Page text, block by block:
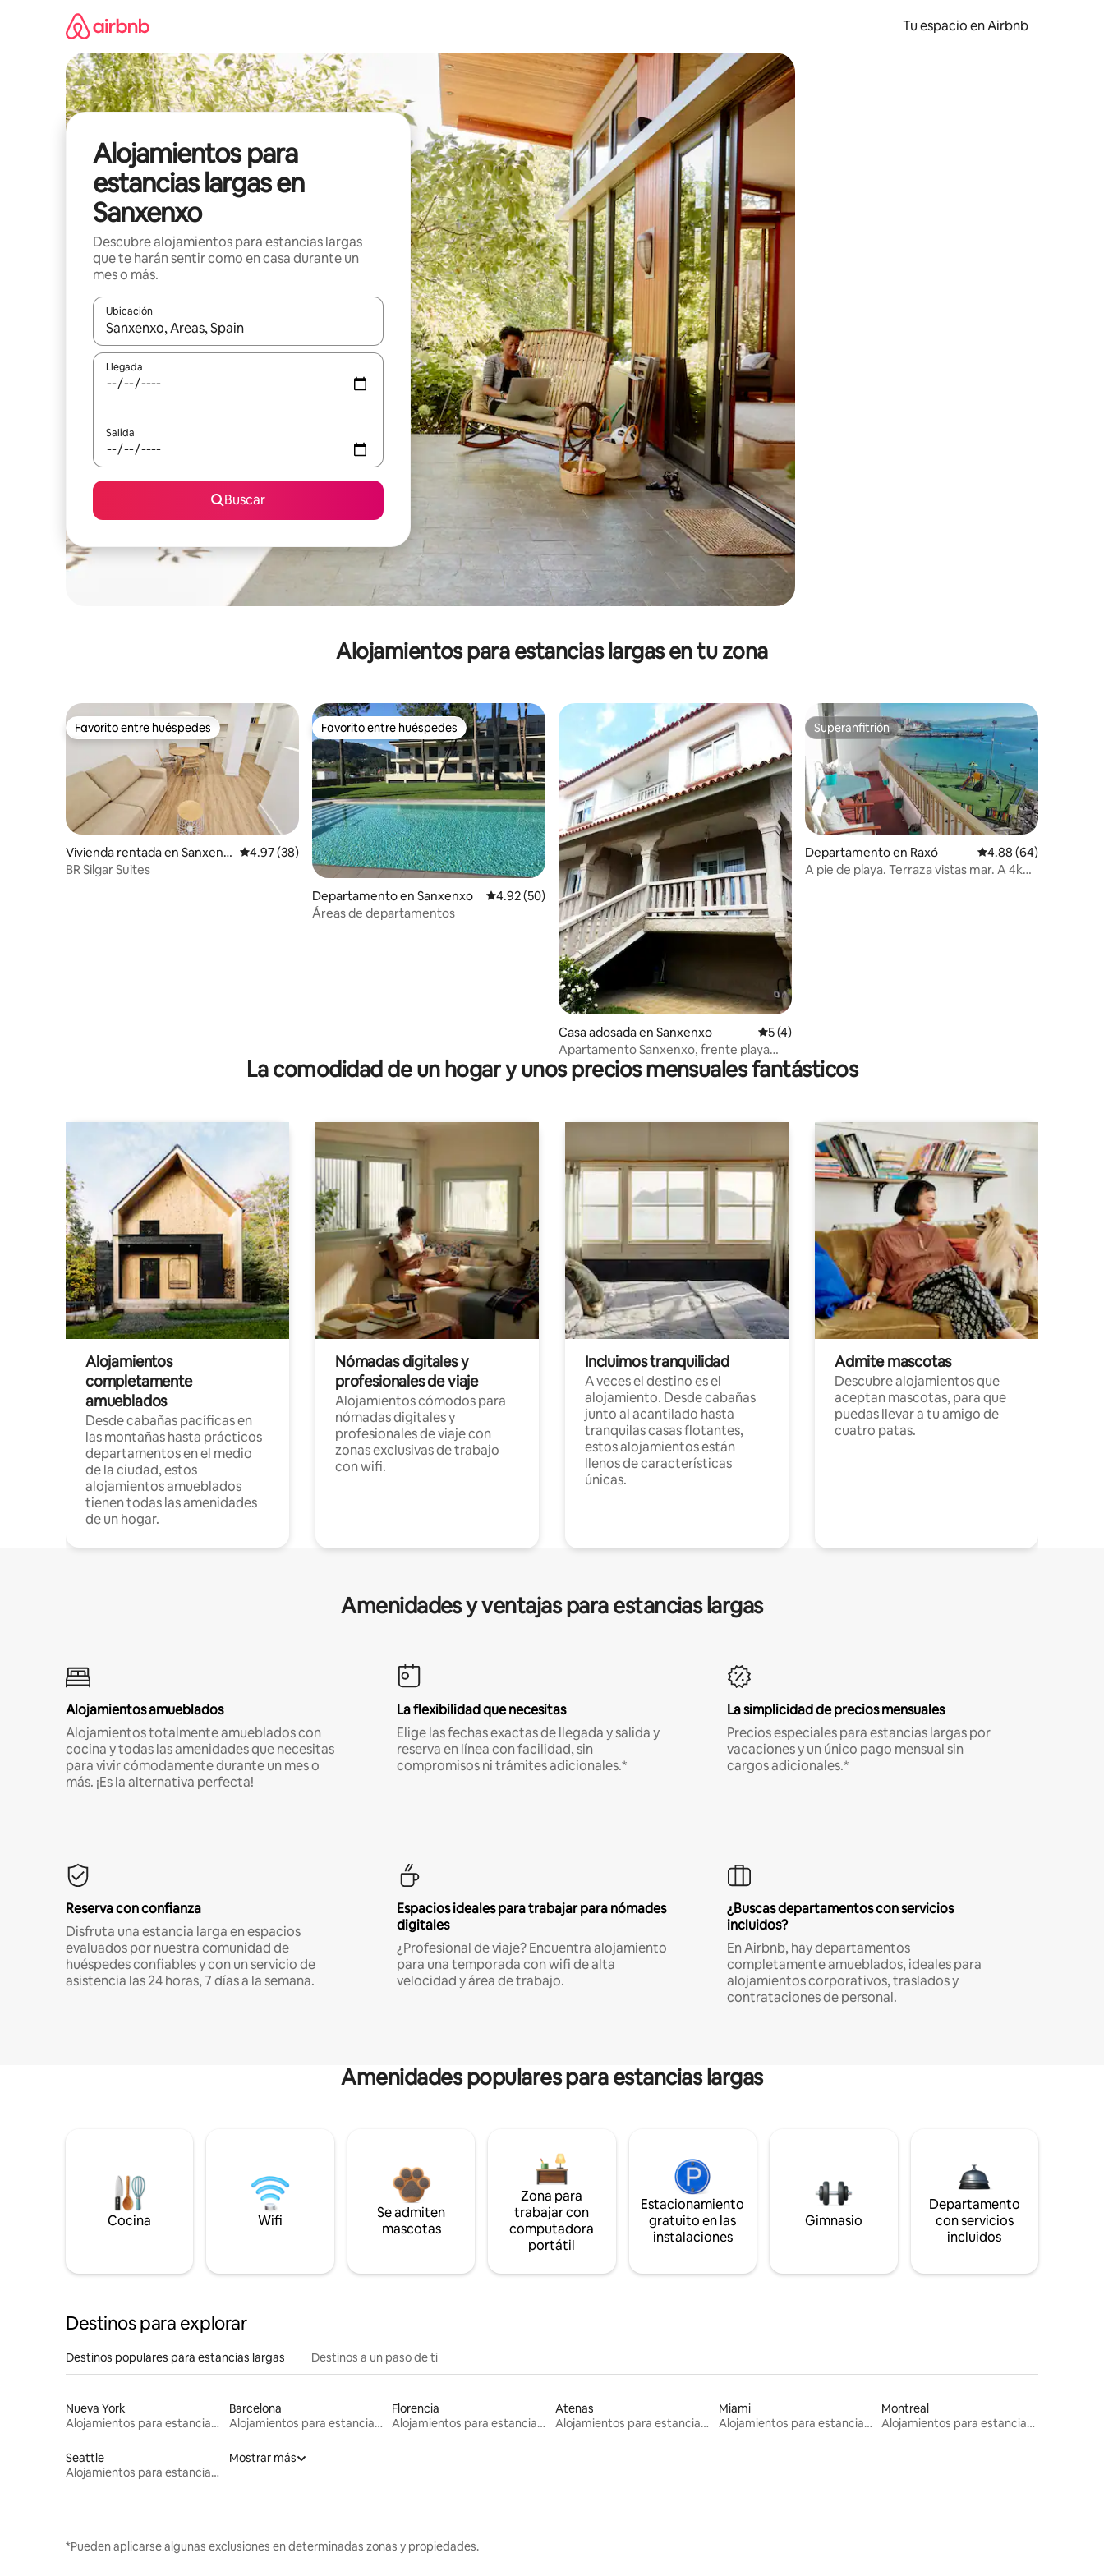
Tu espacio en Airbnb
Alojamientos para
estancias largas en
Sanxenxo
Descubre alojamientos para estancias largas
que te harán sentir como en casa durante un
mes o más.
Ubicación
Cuando los resultados estén disponibles, podrás navegar usando las teclas de las flechas hacia arriba y hacia abajo, o bien tocando y deslizando la pantalla.
Llegada
Salida
Buscar
Alojamientos para estancias largas en tu zona
Favorito entre huéspedes
Favorito entre huéspedes
Vivienda rentada en Sanxenx
o
Calificación promedio: 4.97 de 5; 38 evaluaciones
4.97 (38)
BR Silgar Suites
Favorito entre huéspedes
Favorito entre huéspedes
Departamento en Sanxenxo Calificación promedio: 4.92 de 5; 50 evaluaciones
4.92 (50)
Áreas de departamentos
Casa adosada en Sanxenxo Calificación promedio: 5 de 5; 4 evaluaciones
5 (4)
Apartamento Sanxenxo, frente playa
areas.
Superanfitrión
Superanfitrión
Departamento en Raxó Calificación
4.88 (64)
A pie de playa. Terraza vistas mar. A 4km
La comodidad de un hogar y unos precios mensuales fantásticos
Alojamientos
completamente
amueblados
Desde cabañas pacíficas en
las montañas hasta prácticos
departamentos en el medio
de la ciudad, estos
alojamientos amueblados
tienen todas las amenidades
de un hogar.
Nómadas digitales y
profesionales de viaje
Alojamientos cómodos para
nómadas digitales y
profesionales de viaje con
zonas exclusivas de trabajo
con wifi.
Incluimos tranquilidad
A veces el destino es el
alojamiento. Desde cabañas
junto al acantilado hasta
tranquilas casas flotantes,
estos alojamientos están
llenos de características
únicas.
Admite mascotas
Descubre alojamientos que
aceptan mascotas, para que
puedas llevar a tu amigo de
cuatro patas.
Amenidades y ventajas para estancias largas
Alojamientos amueblados
Alojamientos totalmente amueblados con
cocina y todas las amenidades que necesitas
para vivir cómodamente durante un mes o
más. ¡Es la alternativa perfecta!
La flexibilidad que necesitas
Elige las fechas exactas de llegada y salida y
reserva en línea con facilidad, sin
compromisos ni trámites adicionales.*
La simplicidad de precios mensuales
Precios especiales para estancias largas por
vacaciones y un único pago mensual sin
cargos adicionales.*
Reserva con confianza
Disfruta una estancia larga en espacios
evaluados por nuestra comunidad de
huéspedes confiables y con un servicio de
asistencia las 24 horas, 7 días a la semana.
Espacios ideales para trabajar para nómades
digitales
¿Profesional de viaje? Encuentra alojamiento
para una temporada con wifi de alta
velocidad y área de trabajo.
¿Buscas departamentos con servicios
incluidos?
En Airbnb, hay departamentos
completamente amueblados, ideales para
alojamientos corporativos, traslados y
contrataciones de personal.
Amenidades populares para estancias largas
Cocina Wifi
Se admiten
mascotas
Zona para
trabajar con
computadora
portátil
Estacionamiento
gratuito en las
instalaciones
Gimnasio
Departamento
con servicios
incluidos
Destinos para explorar
Destinos populares para estancias largas Destinos a un paso de ti
Nueva York
Alojamientos para estancias largas
Barcelona
Alojamientos para estancias largas
Florencia
Alojamientos para estancias largas
Atenas
Alojamientos para estancias largas
Miami
Alojamientos para estancias largas
Montreal
Alojamientos para estancias largas
Seattle
Alojamientos para estancias largas
Mostrar más
*Pueden aplicarse algunas exclusiones en determinadas zonas y propiedades.